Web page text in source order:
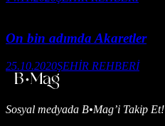
On bin adımda Akaretler
25.10.2020ŞEHİR REHBERİ
Sosyal medyada B•Mag’i Takip Et!